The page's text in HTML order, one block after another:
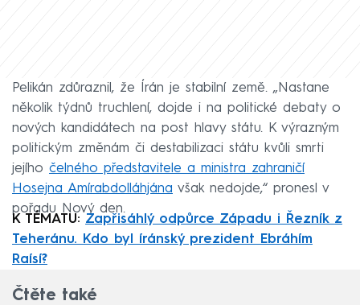
Pelikán zdůraznil, že Írán je stabilní země. „Nastane
několik týdnů truchlení, dojde i na politické debaty o
nových kandidátech na post hlavy státu. K výrazným
politickým změnám či destabilizaci státu kvůli smrti
jejího čelného představitele a ministra zahraničí
Hosejna Amírabdolláhjána však nedojde,“ pronesl v
pořadu Nový den.
K TÉMATU: Zapřisáhlý odpůrce Západu i Řezník z
Teheránu. Kdo byl íránský prezident Ebráhím
Raísí?
Čtěte také